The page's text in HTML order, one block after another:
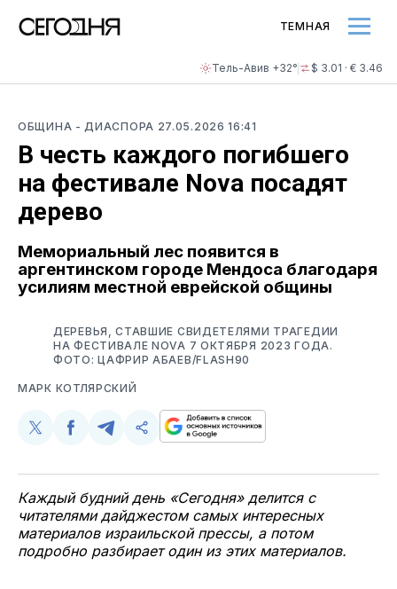
Тель-Авив +32° $ 3.01 · € 3.46
ТЕМНАЯ
ОБЩИНА - ДИАСПОРА 27.05.2026 16:41
В честь каждого погибшего
на фестивале Nova посадят
дерево
Мемориальный лес появится в
аргентинском городе Мендоса благодаря
усилиям местной еврейской общины
ДЕРЕВЬЯ, СТАВШИЕ СВИДЕТЕЛЯМИ ТРАГЕДИИ
НА ФЕСТИВАЛЕ NOVA 7 ОКТЯБРЯ 2023 ГОДА.
ФОТО: ЦАФРИР АБАЕВ/FLASH90
МАРК КОТЛЯРСКИЙ
Поделиться
Twitter
Поделиться
Facebook
Поделиться
Telegram
Скопируйте
поделитесь
ссылкой
Каждый будний день «Сегодня» делится с
читателями дайджестом самых интересных
материалов израильской прессы, а потом
подробно разбирает один из этих материалов.